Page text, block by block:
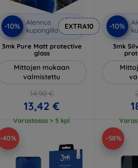
-10%
Alennus
kupongilla
EXTRA10
3mk Pure Matt protective
glass
Mittojen mukaan
valmistettu
14,90 €
13,42 €
Varastossa > 5 kpl
-10%
3mk
-40% -58%